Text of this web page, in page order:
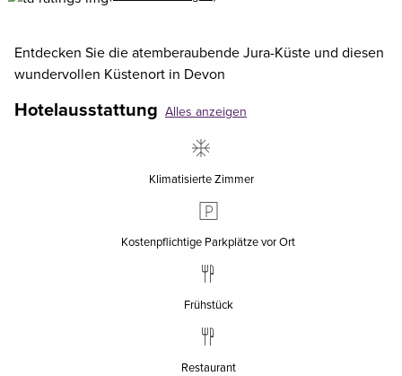
Entdecken Sie die atemberaubende Jura-Küste und diesen
wundervollen Küstenort in Devon
Hotelausstattung Alles anzeigen
Klimatisierte Zimmer
Kostenpflichtige Parkplätze vor Ort
Frühstück
Restaurant